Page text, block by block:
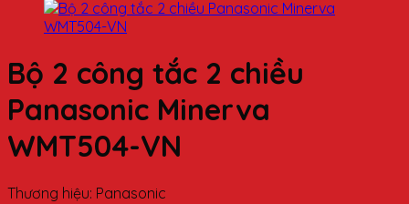
Bộ 2 công tắc 2 chiều
Panasonic Minerva
WMT504-VN
Thương hiệu: Panasonic